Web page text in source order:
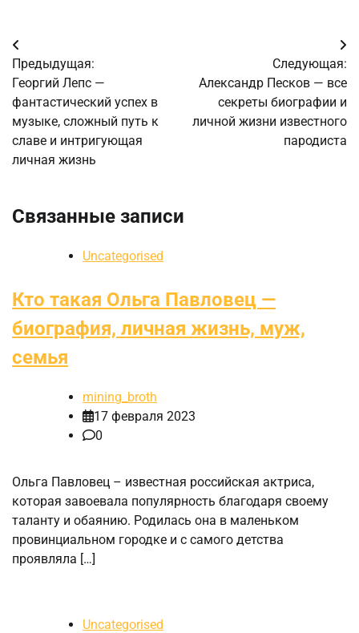
Навигация
по
записям
Предыдущая:
Георгий Лепс —
фантастический успех в
музыке, сложный путь к
славе и интригующая
личная жизнь
Следующая:
Александр Песков — все
секреты биографии и
личной жизни известного
пародиста
Связанные записи
Uncategorised
Кто такая Ольга Павловец —
биография, личная жизнь, муж,
семья
mining_broth
17 февраля 2023
0
Ольга Павловец – известная российская актриса,
которая завоевала популярность благодаря своему
таланту и обаянию. Родилась она в маленьком
провинциальном городке и с самого детства
проявляла […]
Uncategorised